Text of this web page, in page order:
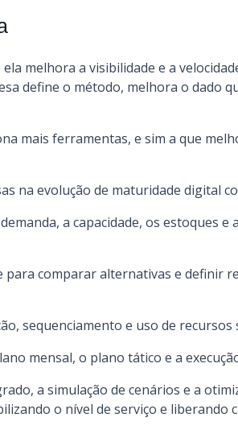
melhora a visibilidade e a
define o método, melhora o dado
mais ferramentas, e sim a que
na evolução de maturidade digital
a capacidade, os estoques e
para comparar alternativas e definir
sequenciamento e uso de
mensal, o plano tático e a
a simulação de cenários e a
o nível de serviço e liberando